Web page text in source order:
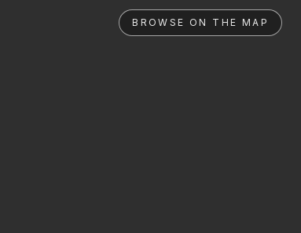
BROWSE ON THE MAP